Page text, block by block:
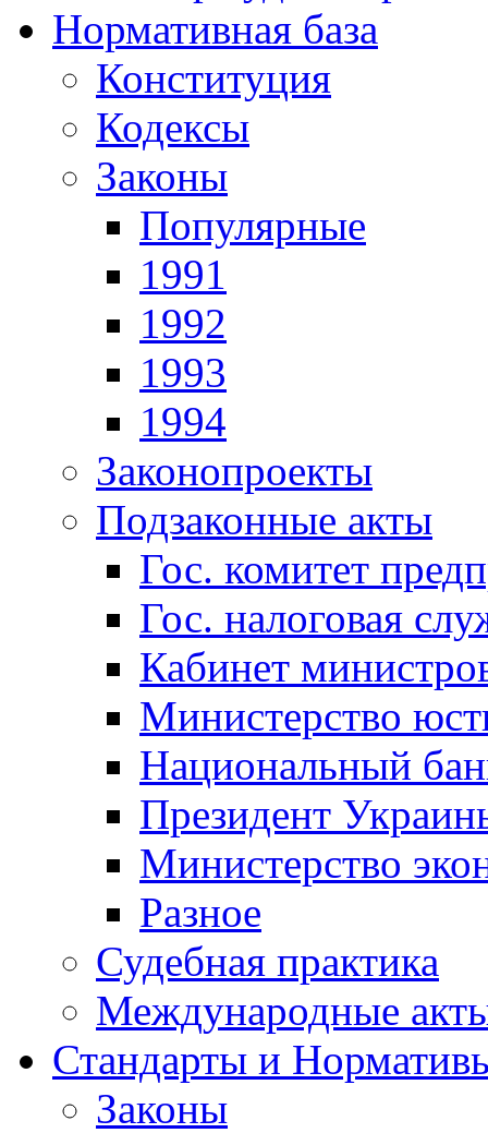
Нормативная база
Конституция
Кодексы
Законы
Популярные
1991
1992
1993
1994
Законопроекты
Подзаконные акты
Гос. комитет
Гос. налоговая
Кабинет
Министерство
Национальный
Президент
Министерство
Разное
Судебная практика
Международные
Стандарты и
Законы